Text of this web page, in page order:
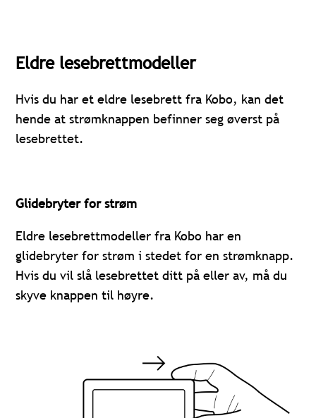
Eldre lesebrettmodeller
Hvis du har et eldre lesebrett fra Kobo, kan det
hende at strømknappen befinner seg øverst på
lesebrettet.
Glidebryter for strøm
Eldre lesebrettmodeller fra Kobo har en
glidebryter for strøm i stedet for en strømknapp.
Hvis du vil slå lesebrettet ditt på eller av, må du
skyve knappen til høyre.